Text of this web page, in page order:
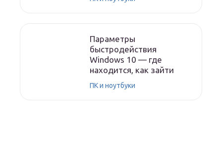
Параметры
быстродействия
Windows 10 — где
находится, как зайти
ПК и ноутбуки